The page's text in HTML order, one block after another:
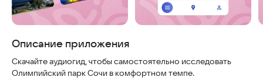
Описание приложения
Скачайте аудиогид, чтобы самостоятельно исследовать
Олимпийский парк Сочи в комфортном темпе.